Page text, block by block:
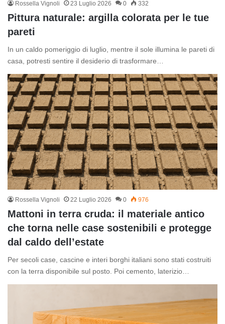
Rossella Vignoli 23 Luglio 2026 0 332
Pittura naturale: argilla colorata per le tue
pareti
In un caldo pomeriggio di luglio, mentre il sole illumina le pareti di
casa, potresti sentire il desiderio di trasformare…
Rossella Vignoli 22 Luglio 2026 0 976
Mattoni in terra cruda: il materiale antico
che torna nelle case sostenibili e protegge
dal caldo dell’estate
Per secoli case, cascine e interi borghi italiani sono stati costruiti
con la terra disponibile sul posto. Poi cemento, laterizio…